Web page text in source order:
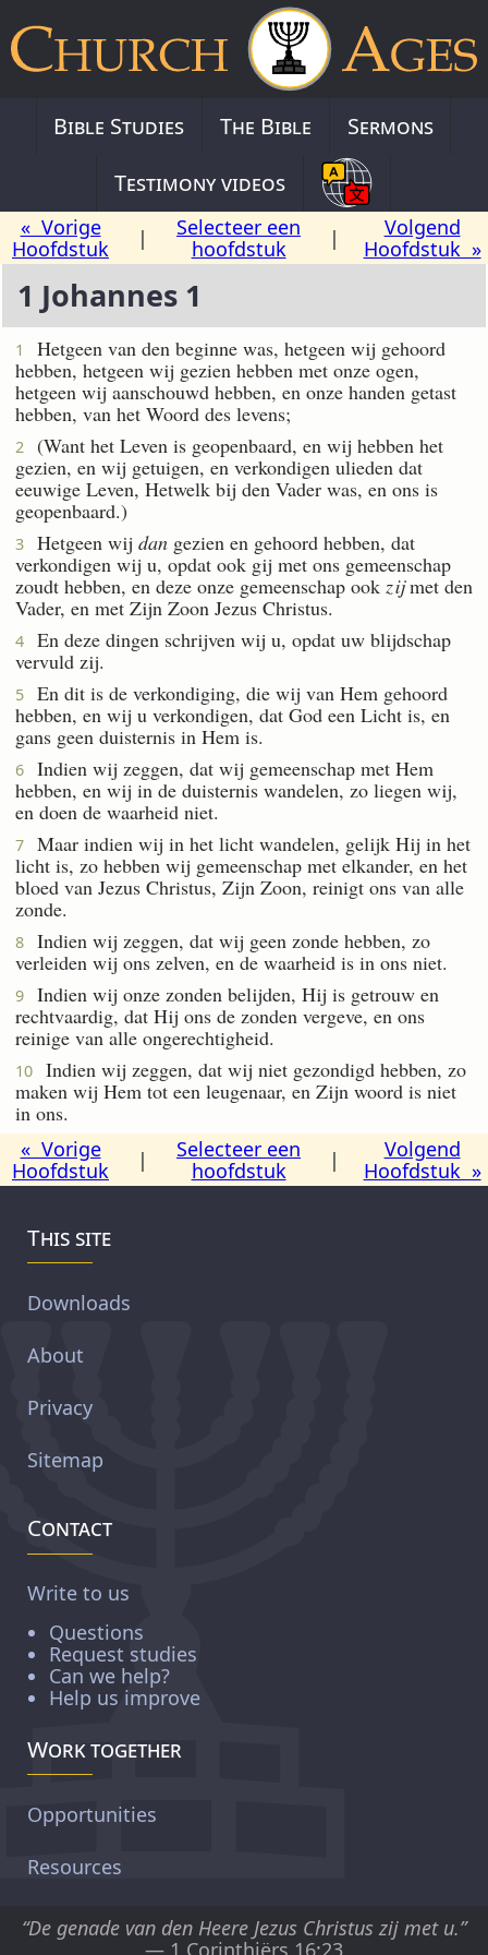
Bible Studies The Bible
Sermons
Testimony videos
« Vorige
Hoofdstuk
|
Selecteer een
hoofdstuk
|
Volgend
Hoofdstuk »
1 Johannes 1
1
Hetgeen van den beginne was, hetgeen wij gehoord
hebben, hetgeen wij gezien hebben met onze ogen,
hetgeen wij aanschouwd hebben, en onze handen getast
hebben, van het Woord des levens;
2
(Want het Leven is geopenbaard, en wij hebben het
gezien, en wij getuigen, en verkondigen ulieden dat
eeuwige Leven, Hetwelk bij den Vader was, en ons is
geopenbaard.)
3 Hetgeen wij dan gezien en gehoord hebben, dat
verkondigen wij u, opdat ook gij met ons gemeenschap
zoudt hebben, en deze onze gemeenschap ook zijmet den
Vader, en met Zijn Zoon Jezus Christus.
4
En deze dingen schrijven wij u, opdat uw blijdschap
vervuld zij.
5
En dit is de verkondiging, die wij van Hem gehoord
hebben, en wij u verkondigen, dat God een Licht is, en
gans geen duisternis in Hem is.
6
Indien wij zeggen, dat wij gemeenschap met Hem
hebben, en wij in de duisternis wandelen, zo liegen wij,
en doen de waarheid niet.
7
Maar indien wij in het licht wandelen, gelijk Hij in het
licht is, zo hebben wij gemeenschap met elkander, en het
bloed van Jezus Christus, Zijn Zoon, reinigt ons van alle
zonde.
8
Indien wij zeggen, dat wij geen zonde hebben, zo
verleiden wij ons zelven, en de waarheid is in ons niet.
9
Indien wij onze zonden belijden, Hij is getrouw en
rechtvaardig, dat Hij ons de zonden vergeve, en ons
reinige van alle ongerechtigheid.
10
Indien wij zeggen, dat wij niet gezondigd hebben, zo
maken wij Hem tot een leugenaar, en Zijn woord is niet
in ons.
« Vorige
Hoofdstuk
|
Selecteer een
hoofdstuk
|
Volgend
Hoofdstuk »
This site
Downloads
About
Privacy
Sitemap
Contact
Write to us
Questions
Request studies
Can we help?
Help us improve
Work together
Opportunities
Resources
“De genade van den Heere Jezus Christus zij met u.”
— 1 Corinthiërs 16:23